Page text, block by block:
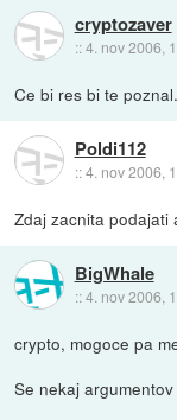
cryptozaver
::4. nov 2006,
Ce bi res bi te
Poldi112
::4. nov 2006,
Zdaj zacnita podajati
BigWhale
::4. nov 2006,
crypto, mogoce pa
Se nekaj